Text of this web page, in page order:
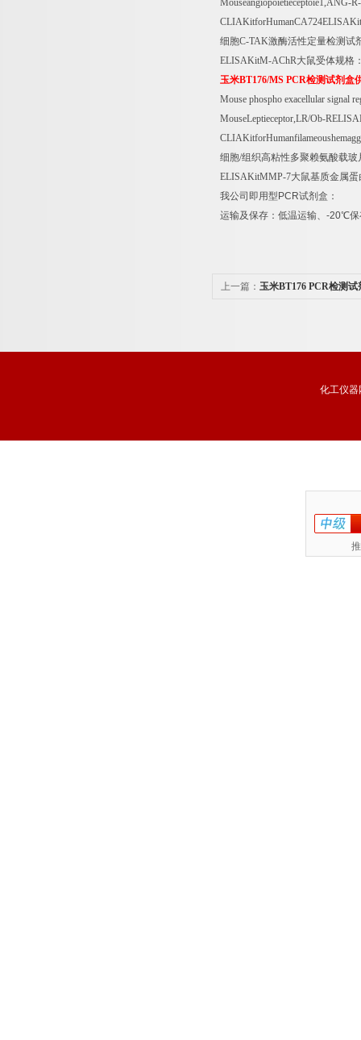
Mouseangiopoietieceptoie1,ANG-
CLIAKitforHumanCA724ELISAKit
细胞C-TAK激酶活性定量检测试
ELISAKitM-AChR大鼠受体规格
玉米BT176/MS PCR检测试剂盒
Mouse phospho exacellular signal
MouseLeptieceptor,LR/Ob-
细胞/组织高粘性多聚赖氨酸载玻
ELISAKitMMP-7大鼠基质金属蛋
我公司即用型 PCR试剂盒：
运输及保存：低温运输、 -20℃
上一篇： 玉米BT176 PCR检测试
化工仪器